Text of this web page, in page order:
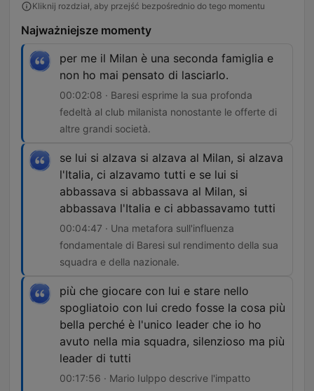
Kliknij rozdział, aby przejść bezpośrednio do tego momentu
Najważniejsze momenty
per me il Milan è una seconda famiglia e
non ho mai pensato di lasciarlo.
00:02:08 · Baresi esprime la sua profonda
fedeltà al club milanista nonostante le offerte di
altre grandi società.
se lui si alzava si alzava al Milan, si alzava
l'Italia, ci alzavamo tutti e se lui si
abbassava si abbassava al Milan, si
abbassava l'Italia e ci abbassavamo tutti
00:04:47 · Una metafora sull'influenza
fondamentale di Baresi sul rendimento della sua
squadra e della nazionale.
più che giocare con lui e stare nello
spogliatoio con lui credo fosse la cosa più
bella perché è l'unico leader che io ho
avuto nella mia squadra, silenzioso ma più
leader di tutti
00:17:56 · Mario Iulppo descrive l'impatto